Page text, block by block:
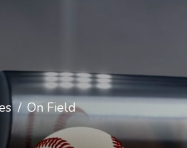
/ On Field